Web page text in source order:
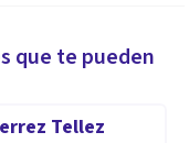
que te pueden
Tellez